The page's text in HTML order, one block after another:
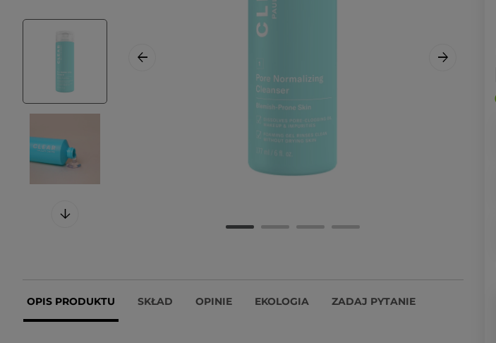
OPIS PRODUKTU SKŁAD OPINIE EKOLOGIA ZADAJ PYTANIE